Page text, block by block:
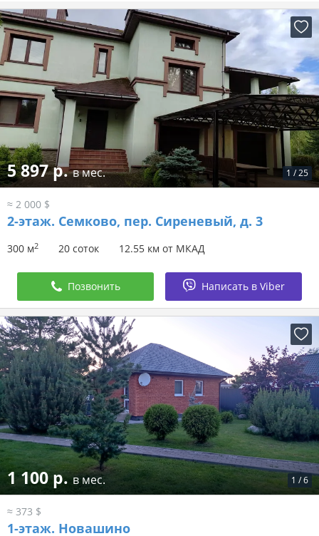
1 /25
5 897 р.в мес.
≈ 2 000 $
2-этаж. Семково, пер. Сиреневый, д. 3
300 м2 20 соток 12.55 км от МКАД
Позвонить Написать в Viber
1 /6
1 100 р.в мес.
≈ 373 $
1-этаж. Новашино